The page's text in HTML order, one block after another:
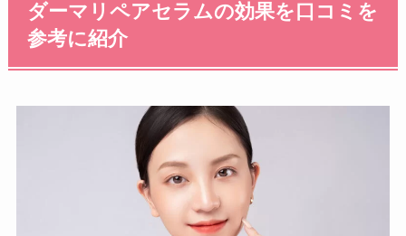
ダーマリペアセラムの効果を口コミを
参考に紹介